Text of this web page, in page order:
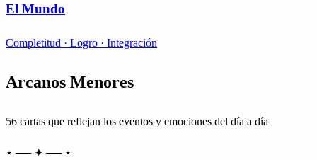
El Mundo
Completitud · Logro · Integración
Arcanos Menores
56 cartas que reflejan los eventos y emociones del día a día
⋆ ── ✦ ── ⋆